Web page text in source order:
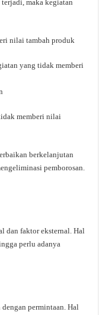
maka kegiatan
nilai tambah produk
yang tidak memberi
memberi nilai
berkelanjutan
pemborosan.
dan faktor eksternal. Hal
perlu adanya
permintaan. Hal